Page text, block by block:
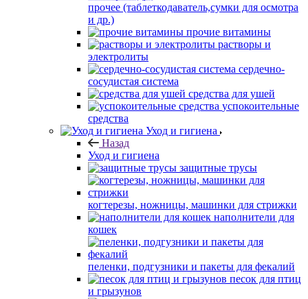
прочее (таблеткодаватель,сумки для осмотра
и др.)
прочие витамины
растворы и
электролиты
сердечно-
сосудистая система
средства для ушей
успокоительные
средства
Уход и гигиена
Назад
Уход и гигиена
защитные трусы
когтерезы, ножницы, машинки для стрижки
наполнители для
кошек
пеленки, подгузники и пакеты для фекалий
песок для птиц
и грызунов